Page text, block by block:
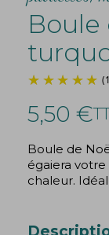
Boule
5,50 €
Boule de
égaiera
chaleur.